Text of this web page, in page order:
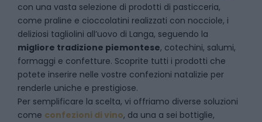
con una vasta selezione di prodotti di pasticceria,
come praline e cioccolatini realizzati con nocciole, i
deliziosi tagliolini all’uovo di Langa, seguendo la
migliore tradizione piemontese, cotechini, salumi,
formaggi e confetture. Scoprite tutti i prodotti che
potete inserire nelle vostre confezioni natalizie per
renderle uniche e prestigiose.
Per semplificare la scelta, vi offriamo diverse soluzioni
come confezioni di vino, da una a sei bottiglie,